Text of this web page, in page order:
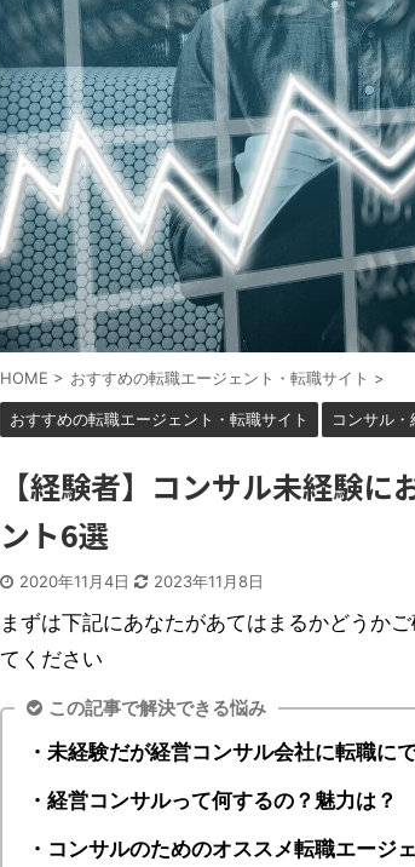
HOME > おすすめの転職エージェント・転職サイト >
おすすめの転職エージェント・転職サイト コンサル
【経験者】コンサル未経験
ント6選
2020年11月4日 2023年11月8日
まずは下記にあなたがあてはまるかどうか
てください
この記事で解決できる悩み
・未経験だが経営コンサル会社に転職に
・経営コンサルって何するの？魅力は？
・コンサルのためのオススメ転職エージ